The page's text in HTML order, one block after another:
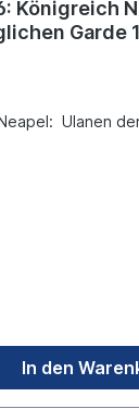
Ulanen
In den